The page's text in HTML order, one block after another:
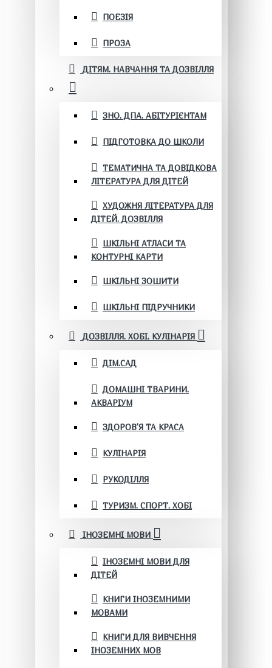
ПОЕЗІЯ
ПРОЗА
ДІТЯМ. НАВЧАННЯ ТА ДОЗВІЛЛЯ
ЗНО. ДПА. АБІТУРІЄНТАМ
ПІДГОТОВКА ДО ШКОЛИ
ТЕМАТИЧНА ТА ДОВІДКОВА
ЛІТЕРАТУРА ДЛЯ ДІТЕЙ
ХУДОЖНЯ ЛІТЕРАТУРА ДЛЯ
ДІТЕЙ. ДОЗВІЛЛЯ
ШКІЛЬНІ АТЛАСИ ТА
КОНТУРНІ КАРТИ
ШКІЛЬНІ ЗОШИТИ
ШКІЛЬНІ ПІДРУЧНИКИ
ДОЗВІЛЛЯ. ХОБІ. КУЛІНАРІЯ
ДІМ.САД
ДОМАШНІ ТВАРИНИ.
АКВАРІУМ
ЗДОРОВ'Я ТА КРАСА
КУЛІНАРІЯ
РУКОДІЛЛЯ
ТУРИЗМ. СПОРТ. ХОБІ
ІНОЗЕМНІ МОВИ
ІНОЗЕМНІ МОВИ ДЛЯ
ДІТЕЙ
КНИГИ ІНОЗЕМНИМИ
МОВАМИ
КНИГИ ДЛЯ ВИВЧЕННЯ
ІНОЗЕМНИХ МОВ